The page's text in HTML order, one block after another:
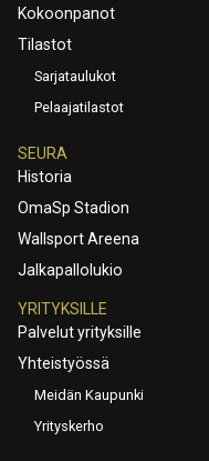
Kokoonpanot
Tilastot
Sarjataulukot
Pelaajatilastot
SEURA
Historia
OmaSp Stadion
Wallsport Areena
Jalkapallolukio
YRITYKSILLE
Palvelut yrityksille
Yhteistyössä
Meidän Kaupunki
Yrityskerho